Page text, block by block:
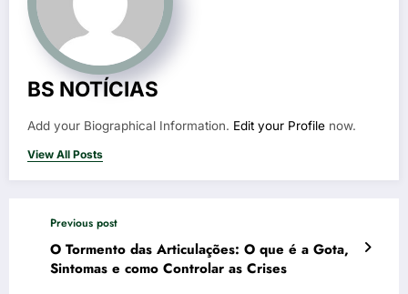
BS NOTÍCIAS
Add your Biographical Information. Edit your Profile now.
View All Posts
Previous post
O Tormento das Articulações: O que é a Gota,
Sintomas e como Controlar as Crises